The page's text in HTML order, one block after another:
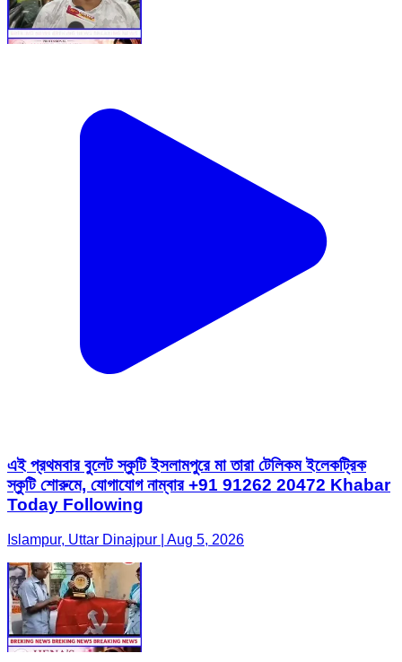
এই প্রথমবার বুলেট স্কুটি ইসলামপুরে মা তারা টেলিকম ইলেকট্রিক
স্কুটি শোরুমে, যোগাযোগ নাম্বার +91 91262 20472 Khabar
Today Following
Islampur, Uttar Dinajpur | Aug 5, 2026